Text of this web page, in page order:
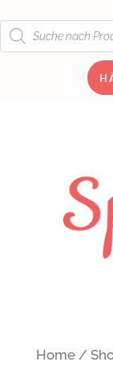
Products
search
Home/